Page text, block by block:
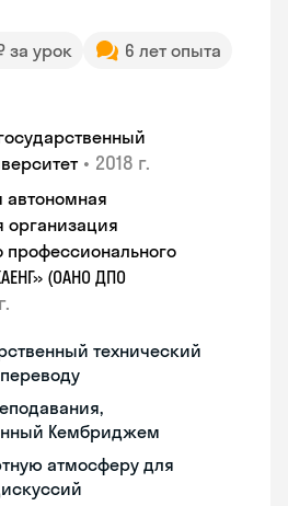
за урок
6 лет опыта
• 2018 г.
автономная
организация
профессионального
(ОАНО ДПО
технический
Кембриджем
атмосферу для